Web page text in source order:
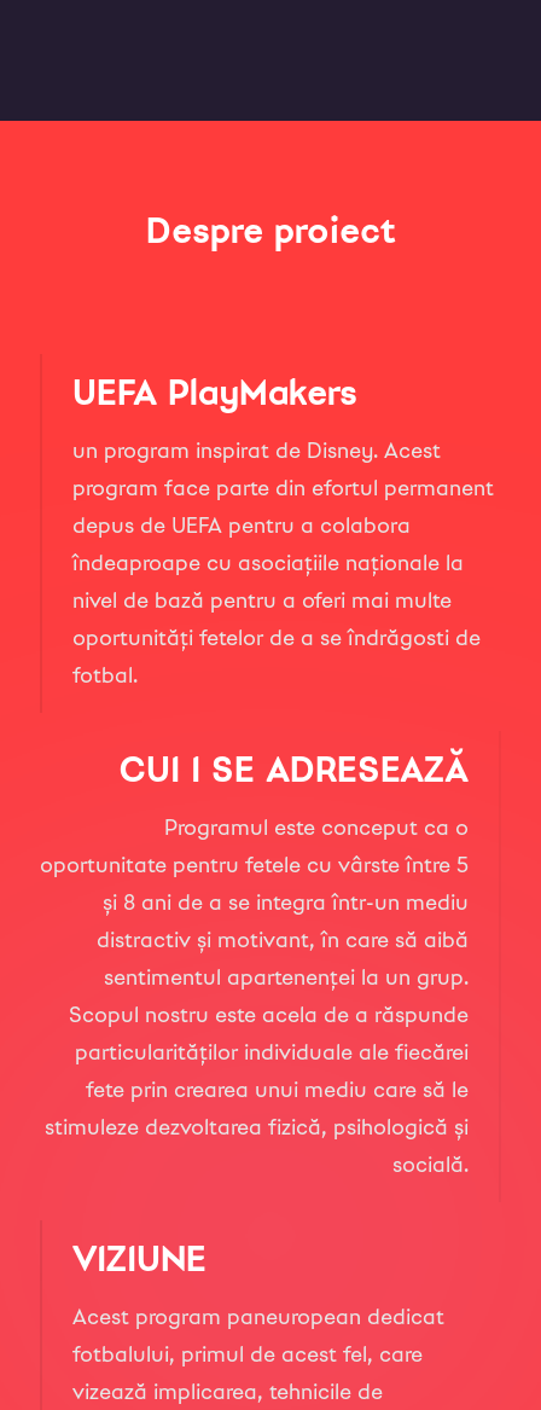
Despre proiect
UEFA PlayMakers
un program inspirat de Disney. Acest
program face parte din efortul permanent
depus de UEFA pentru a colabora
îndeaproape cu asociațiile naționale la
nivel de bază pentru a oferi mai multe
oportunități fetelor de a se îndrăgosti de
fotbal.
CUI I SE ADRESEAZĂ
Programul este conceput ca o
oportunitate pentru fetele cu vârste între 5
și 8 ani de a se integra într-un mediu
distractiv și motivant, în care să aibă
sentimentul apartenenței la un grup.
Scopul nostru este acela de a răspunde
particularităților individuale ale fiecărei
fete prin crearea unui mediu care să le
stimuleze dezvoltarea fizică, psihologică și
socială.
VIZIUNE
Acest program paneuropean dedicat
fotbalului, primul de acest fel, care
vizează implicarea, tehnicile de